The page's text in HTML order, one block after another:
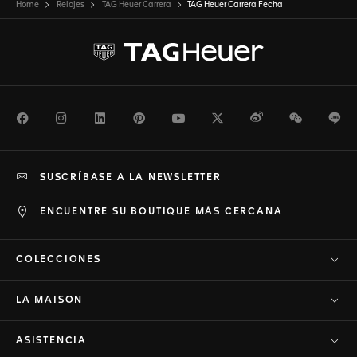
Home Relojes TAG Heuer Carrera TAG Heuer Carrera Fecha
FacebookInstagramLinkedInPinterestYoutubeTwitterWeiboWeChat
ENCUENTRE SU BOUTIQUE MÁS CERCANA
SUSCRÍBASE A LA NEWSLETTER
COLECCIONES
LA MAISON
ASISTENCIA